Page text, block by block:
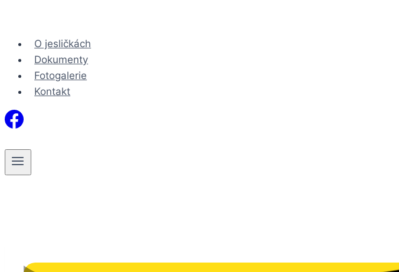
obsah O jesličkách
Dokumenty
Fotogalerie
Kontakt